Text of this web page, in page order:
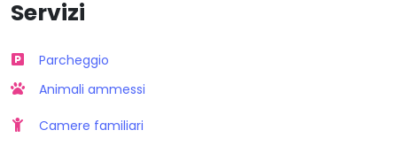
Servizi
Parcheggio
Animali ammessi
Camere familiari